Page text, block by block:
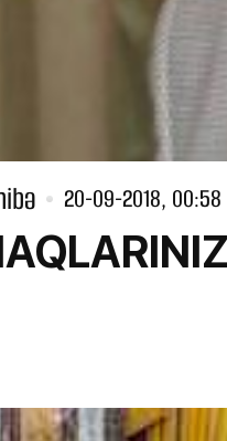
20-09-2018, 00:58